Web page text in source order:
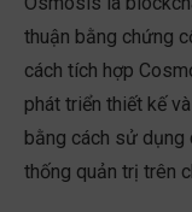
thuận bằng chứng
cách tích hợp
phát triển thiết kế
bằng cách sử dụng
thống quản trị trên